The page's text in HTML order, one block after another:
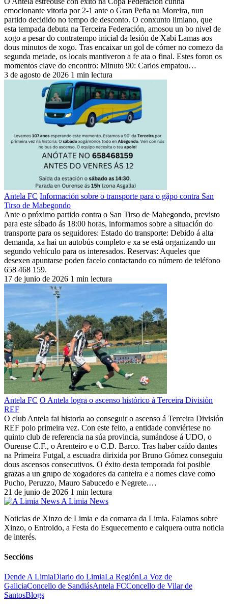
emocionante vitoria por 2-1 ante o Gran Peña na Moreira, nun
partido decidido no tempo de desconto. O conxunto limiano, que
esta tempada debuta na Terceira Federación, amosou un bo nivel de
xogo a pesar do contratempo inicial da lesión de Xabi Lamas aos
dous minutos de xogo. Tras encaixar un gol de córner no comezo da
segunda metade, os locais mantiveron a fe ata o final. Estes foron os
momentos clave do encontro: Minuto 90: Carlos empatou…
3 de agosto de 2026 1 min lectura
Antela FC Información sobre o transporte para o gặpo contra San
Tirso de Mabegondo
Ante o próximo partido contra o San Tirso de Mabegondo, previsto
para este sábado ás 18:00 horas, informamos sobre a situación do
transporte para os seguidores: Estado do transporte: Debido á alta
demanda, xa hai un autobús completo e xa se está organizando un
segundo vehículo para os interesados. Reservas: Aqueles que
desexen apuntarse poden facelo contactando co número de teléfono
658 468 159.
17 de junio de 2026 1 min lectura
Antela FC O Antela logra o ascenso histórico á Terceira División
REF
O club Antela fai historia ao conseguir o ascenso á Terceira División
REF polo primeira vez. Con este feito, a entidade conviértese no
quinto club de referencia na súa provincia, sumándose á UDO, o
Ourense C.F., o Arenteiro e o C.D. Barco. Tras haber caído dantes
na Primeira Futgal, a escuadra dirixida por Bruno Gómez conseguiu
dous ascensos consecutivos. O éxito desta temporada foi posible
grazas a un grupo de xogadores da canteira e a nomes clave como
Pucho, Peruzzo, Mauro Sabucedo e Negrete.…
21 de junio de 2026 1 min lectura
A Limia News
Noticias de Xinzo de Limia e da comarca da Limia. Falamos sobre
Xinzo, o Entroido, a Festa do Esquecemento e calquera outra noticia
de interés.
Seccións
Dende A LimiaDiario do LimiaLa RegiónLa Voz de
GaliciaConcello de SandiásAntela FCConcello de Vilar de
SantosBlogs